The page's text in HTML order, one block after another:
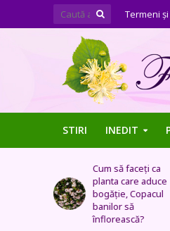
Termeni
STIRI INEDIT
Decoreza fatada
casei tale cu flori
spectaculoase. Flori
colorate care
infloresc toata vara